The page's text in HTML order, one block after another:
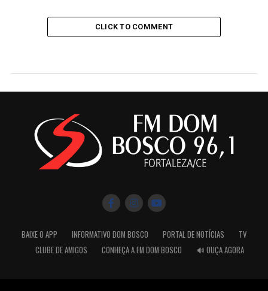
CLICK TO COMMENT
BAIXE O APP INFORMATIVO DOM BOSCO PORTAL DE NOTÍCIAS
TV
CLUBE DE AMIGOS
CONHEÇA A FM DOM BOSCO 🔊 OUÇA AGORA